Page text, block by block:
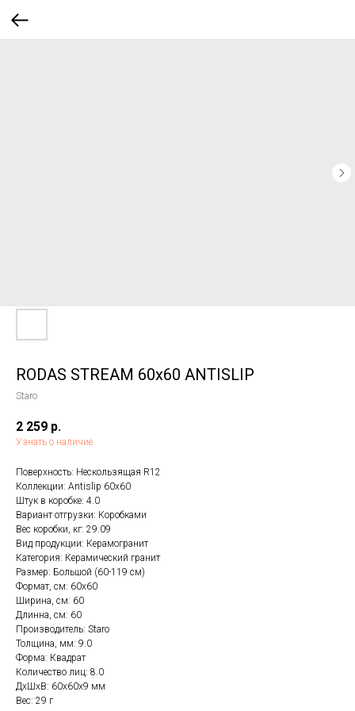
RODAS STREAM 60x60 ANTISLIP
Staro
2 259 р.
Узнать о наличие
Поверхность: Нескользящая R12
Коллекции: Antislip 60x60
Штук в коробке: 4.0
Вариант отгрузки: Коробками
Вес коробки, кг: 29.09
Вид продукции: Керамогранит
Категория: Керамический гранит
Размер: Большой (60-119 см)
Формат, см: 60x60
Ширина, см: 60
Длинна, см: 60
Производитель: Staro
Толщина, мм: 9.0
Форма: Квадрат
Количество лиц: 8.0
ДxШxВ: 60x60x9 мм
Вес: 29 г